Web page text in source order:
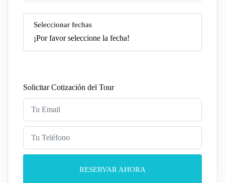
Seleccionar fechas
¡Por favor seleccione la fecha!
Solicitar Cotización del Tour
RESERVAR AHORA